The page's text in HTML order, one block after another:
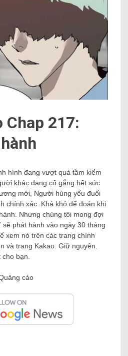
Chap 217:
hình đang vượt quá tầm kiểm
khác đang cố gắng hết sức
mới, Người hùng yếu đuối
chính xác. Khá khó để đoán khi
Nhưng chúng tôi mong đợi
phát hành vào ngày 30 tháng
xem nó trên các trang chính
và trang Kakao. Giữ nguyên.
bạn.
cáo